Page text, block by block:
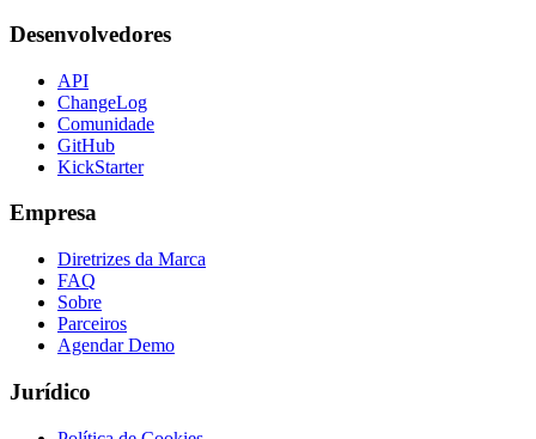
Desenvolvedores
API
ChangeLog
Comunidade
GitHub
KickStarter
Empresa
Diretrizes da Marca
FAQ
Sobre
Parceiros
Agendar Demo
Jurídico